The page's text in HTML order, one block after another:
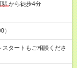
駅から徒歩4分
タートもご相談くださ